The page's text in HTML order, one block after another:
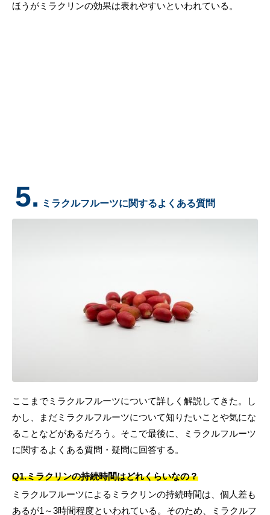
ほうがミラクリンの効果は表れやすいといわれている。
5. ミラクルフルーツに関するよくある質問
ここまでミラクルフルーツについて詳しく解説してきた。し
かし、まだミラクルフルーツについて知りたいことや気にな
ることなどがあるだろう。そこで最後に、ミラクルフルーツ
に関するよくある質問・疑問に回答する。
Q1.ミラクリンの持続時間はどれくらいなの？
ミラクルフルーツによるミラクリンの持続時間は、個人差も
あるが1～3時間程度といわれている。そのため、ミラクルフ